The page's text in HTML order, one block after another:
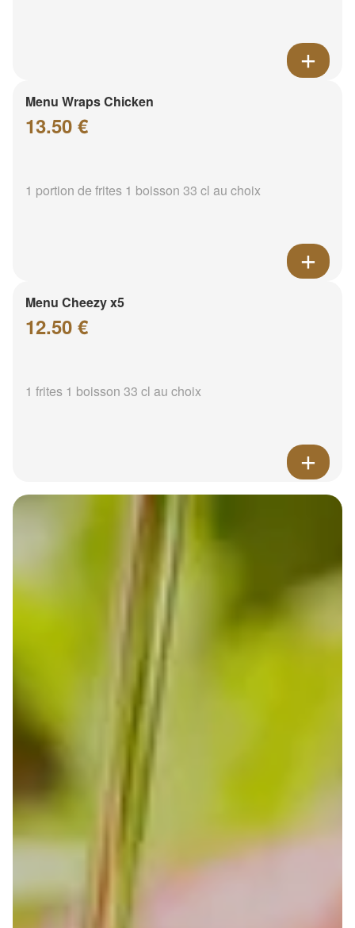
Menu Wraps Chicken
13.50 €
1 portion de frites 1 boisson 33 cl au choix
Menu Cheezy x5
12.50 €
1 frites 1 boisson 33 cl au choix